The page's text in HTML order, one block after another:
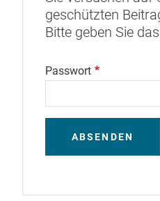
geschützten
Bitte geben Sie
Passwort
ABSENDEN